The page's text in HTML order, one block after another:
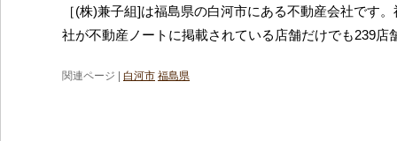
［(株)兼子組]は福島県の白河市にある不動産会社です
社が不動産ノートに掲載されている店舗だけでも239店
関連ページ | 白河市 福島県